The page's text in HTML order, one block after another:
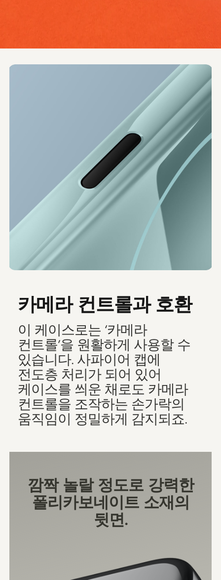
카메라 컨트롤과 호환
이 케이스로는 ‘카메라
컨트롤’을 원활하게 사용할 수
있습니다. 사파이어 캡에
전도층 처리가 되어 있어
케이스를 씌운 채로도 카메라
컨트롤을 조작하는 손가락의
움직임이 정밀하게 감지되죠.
깜짝 놀랄 정도로 강력한
폴리카보네이트 소재의
뒷면.